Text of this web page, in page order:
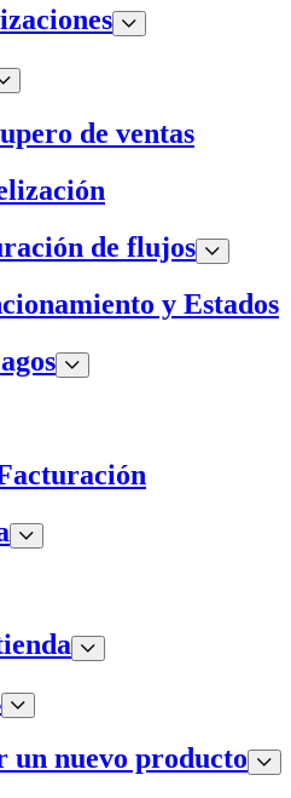
de ventas
de flujos
y Estados
un nuevo producto